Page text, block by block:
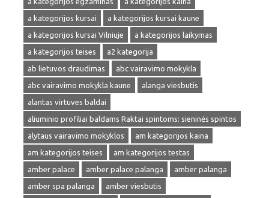
a kategorijos kursai
a kategorijos kursai kaune
a kategorijos kursai Vilniuje
a kategorijos laikymas
a kategorijos teises
a2 kategorija
ab lietuvos draudimas
abc vairavimo mokykla
abc vairavimo mokykla kaune
alanga viesbutis
alantas virtuves baldai
aliuminio profiliai baldams Raktai spintoms: sieninės spintos
alytaus vairavimo mokyklos
am kategorijos kaina
am kategorijos teises
am kategorijos testas
amber palace
amber palace palanga
amber palanga
amber spa palanga
amber viesbutis